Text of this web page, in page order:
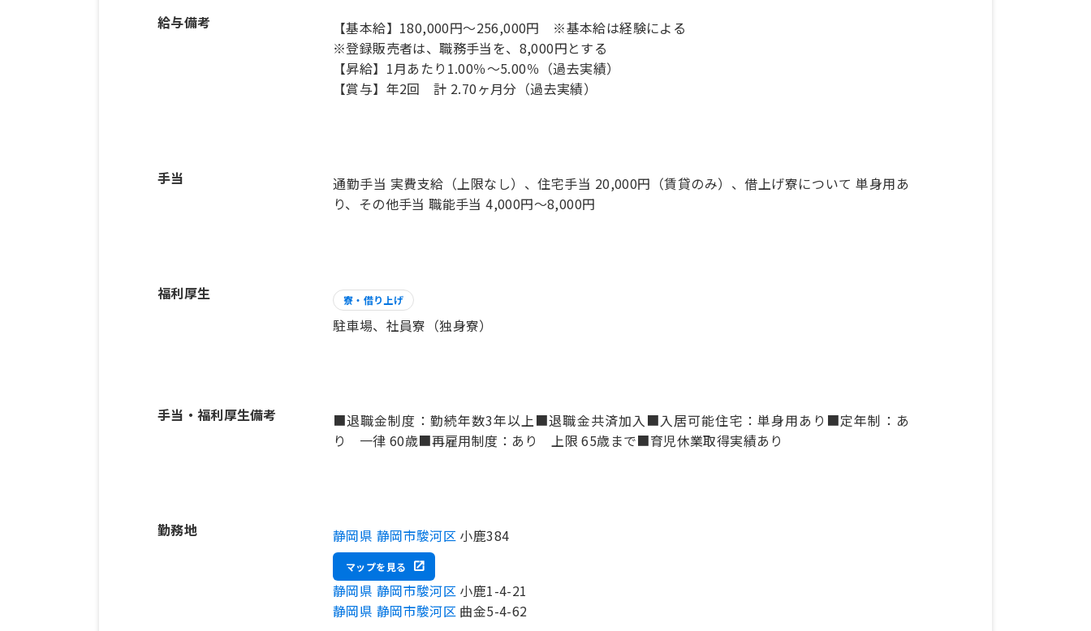
給与備考
【基本給】180,000円～256,000円 ※基本給は経験による
※登録販売者は、職務手当を、8,000円とする
【昇給】1月あたり1.00％～5.00％（過去実績）
手当
通勤手当 実費支給（上限なし）、住宅手当 20,000円（賃貸のみ）、借上げ寮について 単身用あ
り、その他手当 職能手当 4,000円～8,000円
福利厚生 寮・借り上げ
駐車場、社員寮（独身寮）
手当・福利厚生備考
■退職金制度：勤続年数3年以上■退職金共済加入■入居可能住宅：単身用あり■定年制：あ
勤務地 静岡県 静岡市駿河区 小鹿384
マップを見る
静岡県 静岡市駿河区 小鹿1-4-21
静岡県 静岡市駿河区 曲金5-4-62